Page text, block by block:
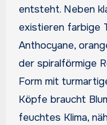
entsteht. Neben
existieren farbige
Anthocyane,
der spiralförmige
Form mit
Köpfe braucht
feuchtes Klima,